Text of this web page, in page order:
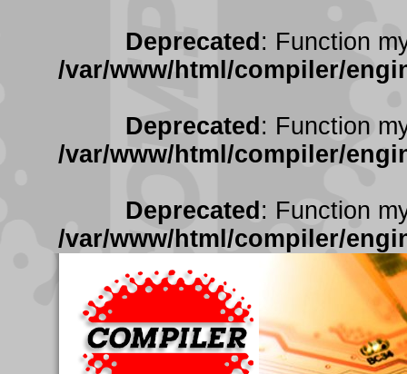
Deprecated : Function
/var/www/html/compiler/
Deprecated : Function
/var/www/html/compiler/
Deprecated : Function
/var/www/html/compiler/